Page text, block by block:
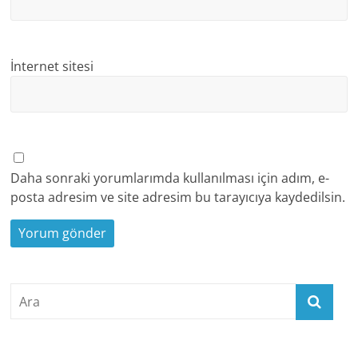
İnternet sitesi
Daha sonraki yorumlarımda kullanılması için adım, e-
posta adresim ve site adresim bu tarayıcıya kaydedilsin.